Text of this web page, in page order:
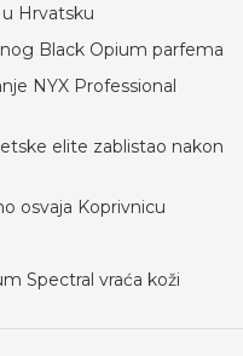
Hrvatsku
Black Opium parfema
NYX Professional
elite zablistao nakon
osvaja Koprivnicu
Spectral vraća koži